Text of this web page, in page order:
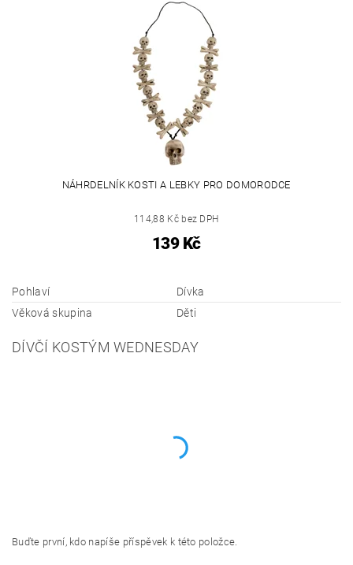
NÁHRDELNÍK KOSTI A LEBKY PRO DOMORODCE
114,88 Kč bez DPH
139 Kč
Pohlaví
Dívka
Věková skupina
Děti
DÍVČÍ KOSTÝM WEDNESDAY
Buďte první, kdo napíše příspěvek k této položce.